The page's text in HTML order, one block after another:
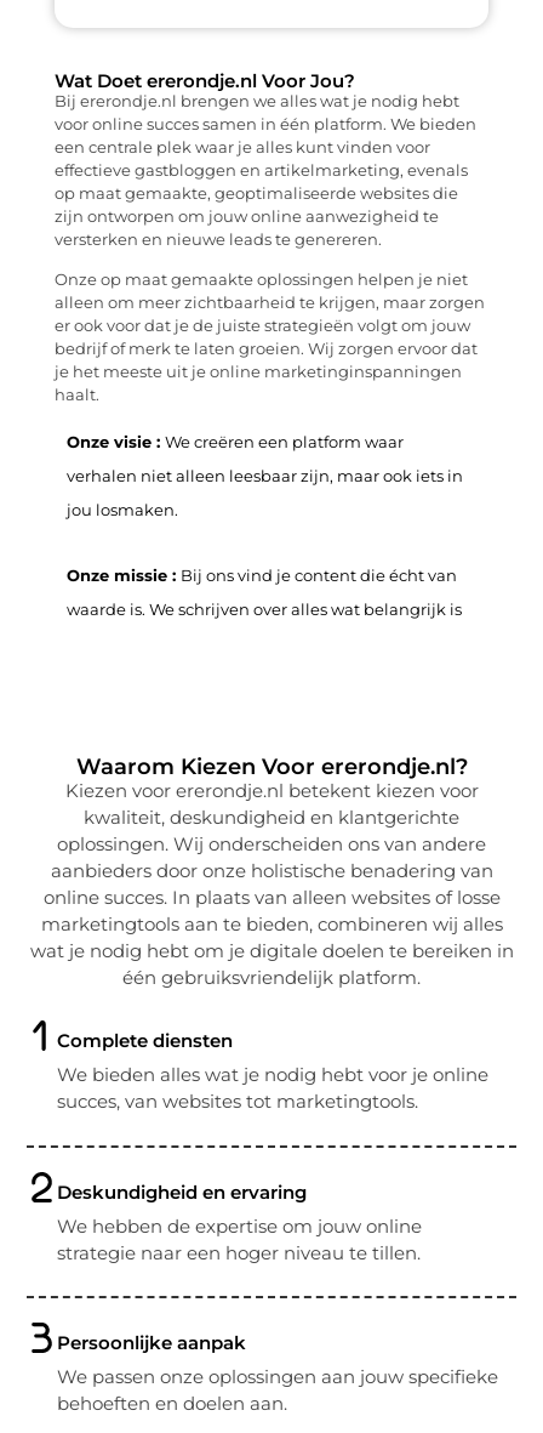
Wat Doet ererondje.nl Voor Jou?
Bij ererondje.nl brengen we alles wat je nodig hebt
voor online succes samen in één platform. We bieden
een centrale plek waar je alles kunt vinden voor
effectieve gastbloggen en artikelmarketing, evenals
op maat gemaakte, geoptimaliseerde websites die
zijn ontworpen om jouw online aanwezigheid te
versterken en nieuwe leads te genereren.
Onze op maat gemaakte oplossingen helpen je niet
alleen om meer zichtbaarheid te krijgen, maar zorgen
er ook voor dat je de juiste strategieën volgt om jouw
bedrijf of merk te laten groeien. Wij zorgen ervoor dat
je het meeste uit je online marketinginspanningen
haalt.
Onze visie : We creëren een platform waar
verhalen niet alleen leesbaar zijn, maar ook iets in
jou losmaken.
Onze missie : Bij ons vind je content die écht van
waarde is. We schrijven over alles wat belangrijk is
Waarom Kiezen Voor ererondje.nl?
Kiezen voor ererondje.nl betekent kiezen voor
kwaliteit, deskundigheid en klantgerichte
oplossingen. Wij onderscheiden ons van andere
aanbieders door onze holistische benadering van
online succes. In plaats van alleen websites of losse
marketingtools aan te bieden, combineren wij alles
wat je nodig hebt om je digitale doelen te bereiken in
één gebruiksvriendelijk platform.
Complete diensten
We bieden alles wat je nodig hebt voor je online
succes, van websites tot marketingtools.
Deskundigheid en ervaring
We hebben de expertise om jouw online
strategie naar een hoger niveau te tillen.
Persoonlijke aanpak
We passen onze oplossingen aan jouw specifieke
behoeften en doelen aan.